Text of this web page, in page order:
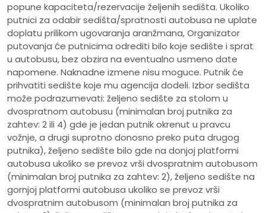
popune kapaciteta/rezervacije željenih sedišta. Ukoliko
putnici za odabir sedišta/spratnosti autobusa ne uplate
doplatu prilikom ugovaranja aranžmana, Organizator
putovanja će putnicima odrediti bilo koje sedište i sprat
u autobusu, bez obzira na eventualno usmeno date
napomene. Naknadne izmene nisu moguce. Putnik će
prihvatiti sedište koje mu agencija dodeli. Izbor sedišta
može podrazumevati: željeno sedište za stolom u
dvospratnom autobusu (minimalan broj putnika za
zahtev: 2 ili 4) gde je jedan putnik okrenut u pravcu
vožnje, a drugi suprotno donosno preko puta drugog
putnika), željeno sedište bilo gde na donjoj platformi
autobusa ukoliko se prevoz vrši dvospratnim autobusom
(minimalan broj putnika za zahtev: 2), željeno sedište na
gornjoj platformi autobusa ukoliko se prevoz vrši
dvospratnim autobusom (minimalan broj putnika za